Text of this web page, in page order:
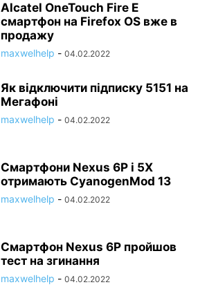
Alcatel OneTouch Fire E
смартфон на Firefox OS вже в
продажу
maxwelhelp - 04.02.2022
Як відключити підписку 5151 на
Мегафоні
maxwelhelp - 04.02.2022
Смартфони Nexus 6P і 5Х
отримають CyanogenMod 13
maxwelhelp - 04.02.2022
Смартфон Nexus 6P пройшов
тест на згинання
maxwelhelp - 04.02.2022